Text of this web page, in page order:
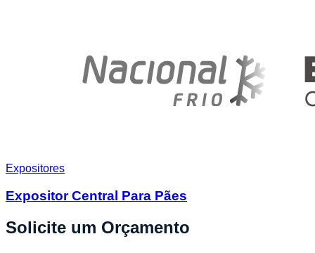
Expositores
Expositor Central Para Pães
Solicite um Orçamento